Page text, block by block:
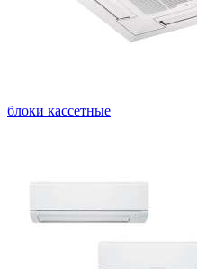
блоки кассетные